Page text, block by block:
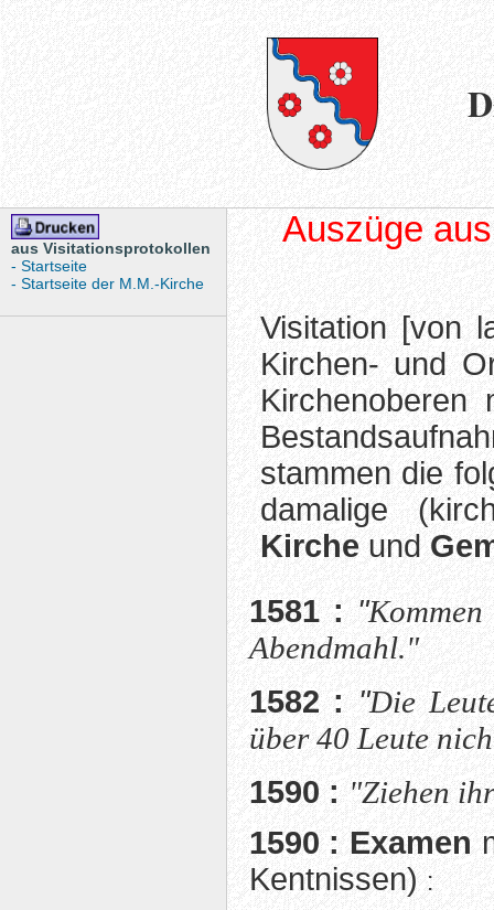
D
Auszüge
Visitation [von
Kirchen- und
Kirchenoberen
stammen die
damalige
Kircheund
1581 :"
Abendmahl."
1582 :"Die
über 40 Leute
1590 :"Ziehen
1590 : Examen
Kentnissen):
aus Visitationsprotokollen
- Startseite
- Startseite der M.M.-Kirche